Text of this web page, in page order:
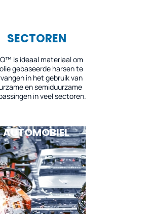
SECTOREN
is ideaal materiaal om
gebaseerde harsen te
in het gebruik van
en semiduurzame
in veel sectoren.
AUTOMOBIEL